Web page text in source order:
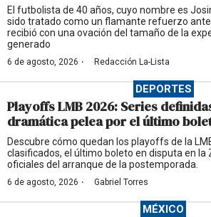
El futbolista de 40 años, cuyo nombre es
sido tratado como un flamante refuerzo
recibió con una ovación del tamaño de la
generado
6 de agosto, 2026 · Redacción La-Lista
DEPORTES
Playoffs LMB 2026: Series
dramática pelea por el último
Descubre cómo quedan los playoffs de la
clasificados, el último boleto en disputa en la
oficiales del arranque de la postemporada.
6 de agosto, 2026 · Gabriel Torres
MÉXICO